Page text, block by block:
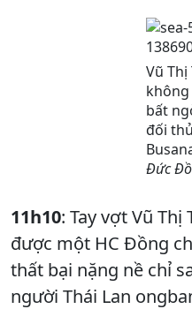
Vũ Thị
bất
đối
Đức
11h10: Tay vợt Vũ
được một HC Đồng
thất bại nặng nề chỉ
người Thái Lan